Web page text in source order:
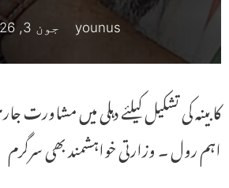
younus جون 3, 2026
کابینہ کی تشکیل کیلئے دہلی میں مشاورت
اہم رول ۔ وزارتی خواہشمند بھی سرگرم